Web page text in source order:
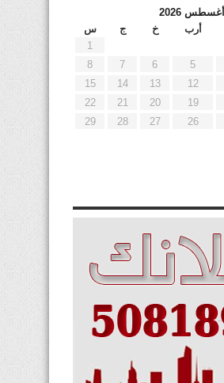
أغسطس 2026
أرب خ ج
س
1
5
6
7
8
12
13
14
15
19
20
21
22
26
27
28
29